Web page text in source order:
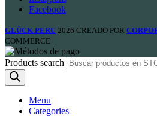
Facebook
GLÜCK PERU 2026 CREADO POR
COMMERCE
Products search
Menu
Categories